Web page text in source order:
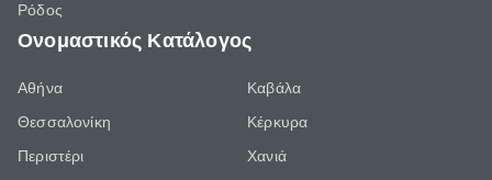
Ρόδος
Ονομαστικός Κατάλογος
Αθήνα
Θεσσαλονίκη
Περιστέρι
Καβάλα
Κέρκυρα
Χανιά